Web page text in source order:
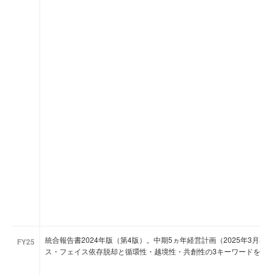
FY25
統合報告書2024年版（第4版）。中期5ヵ年経営計画（2025年3月期
ス・フェイス依存脱却と循環性・越境性・共創性の3キーワードを提